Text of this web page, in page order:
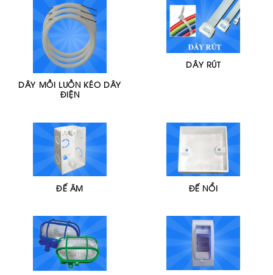
DÂY MỒI LUỒN KÉO DÂY
ĐIỆN
DÂY RÚT
ĐẾ ÂM ĐẾ NỔI